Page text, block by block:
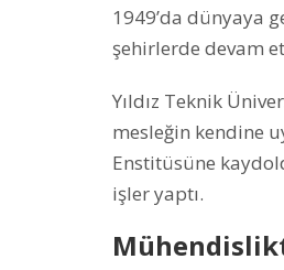
1949’da dünyaya
şehirlerde devam
Yıldız Teknik
mesleğin kendine
Enstitüsüne
işler yaptı.